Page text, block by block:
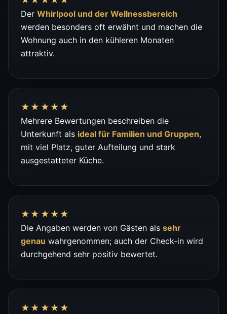
Der Whirlpool und der Wellnessbereich
werden besonders oft erwähnt und machen die
Wohnung auch in den kühleren Monaten
attraktiv.
★★★★★
Mehrere Bewertungen beschreiben die
Unterkunft als ideal für Familien und Gruppen,
mit viel Platz, guter Aufteilung und stark
ausgestatteter Küche.
★★★★★
Die Angaben werden von Gästen als sehr
genau wahrgenommen; auch der Check-in wird
durchgehend sehr positiv bewertet.
★★★★★